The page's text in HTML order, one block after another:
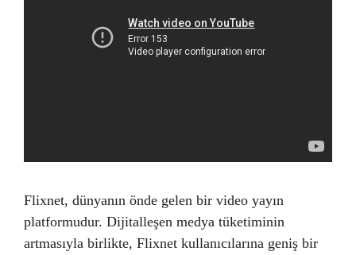
Flixnet, dünyanın önde gelen bir video yayın
platformudur. Dijitalleşen medya tüketiminin
artmasıyla birlikte, Flixnet kullanıcılarına geniş bir